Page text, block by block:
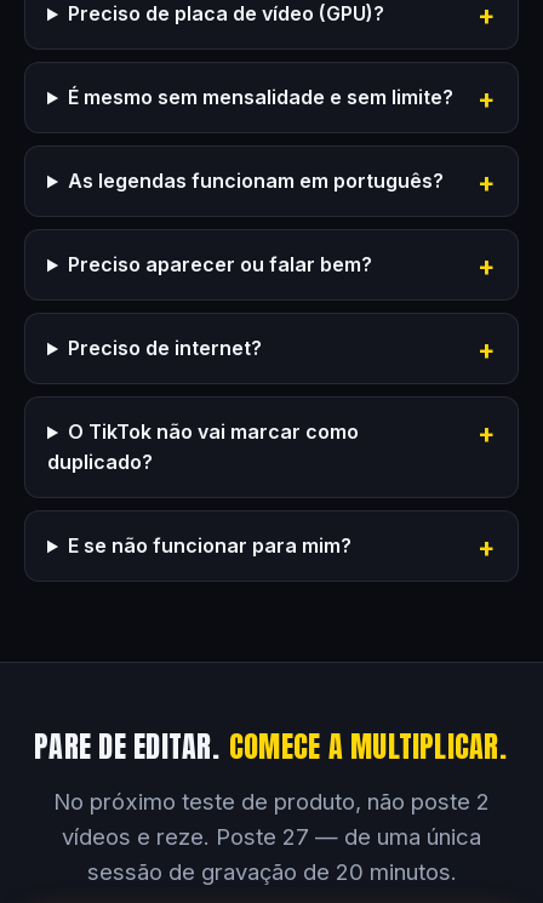
Preciso de placa de vídeo (GPU)?
É mesmo sem mensalidade e sem limite?
As legendas funcionam em português?
Preciso aparecer ou falar bem?
Preciso de internet?
O TikTok não vai marcar como
duplicado?
E se não funcionar para mim?
PARE DE EDITAR. COMECE A MULTIPLICAR.
No próximo teste de produto, não poste 2
vídeos e reze. Poste 27 — de uma única
sessão de gravação de 20 minutos.